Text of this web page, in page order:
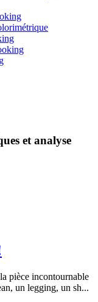
et analyse
pièce incontournable
un legging, un sh...